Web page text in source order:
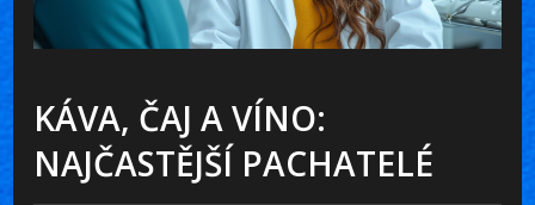
KÁVA, ČAJ A VÍNO:
NAJČASTĚJŠÍ PACHATELÉ